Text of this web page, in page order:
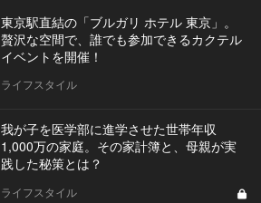
東京駅直結の「ブルガリ ホテル 東京」。
贅沢な空間で、誰でも参加できるカクテル
イベントを開催！
ライフスタイル
我が子を医学部に進学させた世帯年収
1,000万の家庭。その家計簿と、母親が実
践した秘策とは？
ライフスタイル